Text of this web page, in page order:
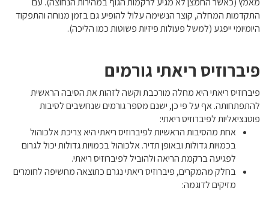
התקדמות המחלה, קוצר הנשימה עלול להופיע גם בזמן מנוחה והתפקוד
היומיומי ייפגע (למשל פעולות פיזיות פשוטות כמו הליכה).
פיברוזיס ריאתי גורמים
פיברוזיס ריאתי היא מחלה מורכבת וקשה לזהות את הסיבה הראשית
להתפתחותה. אף על פי כן, ישנם מספר גורמים שנחשבים לסיבות
פוטנציאליות לפיברוזיס ריאתי:
אחת מהסיבות הראשיות לפיברוזיס ריאתי היא צריכת אלכוהול
בכמויות גדולות ובאופן תדיר. אלכוהול בכמויות גדולות יכול לגרום
לפגיעה ברקמת הריאה ולהוביל לפיברוזיס ריאתי.
בחלק מהמקרים, פיברוזיס ריאתי נגרם כתוצאה מחשיפה לחומרים
מזיקים לדוגמה: